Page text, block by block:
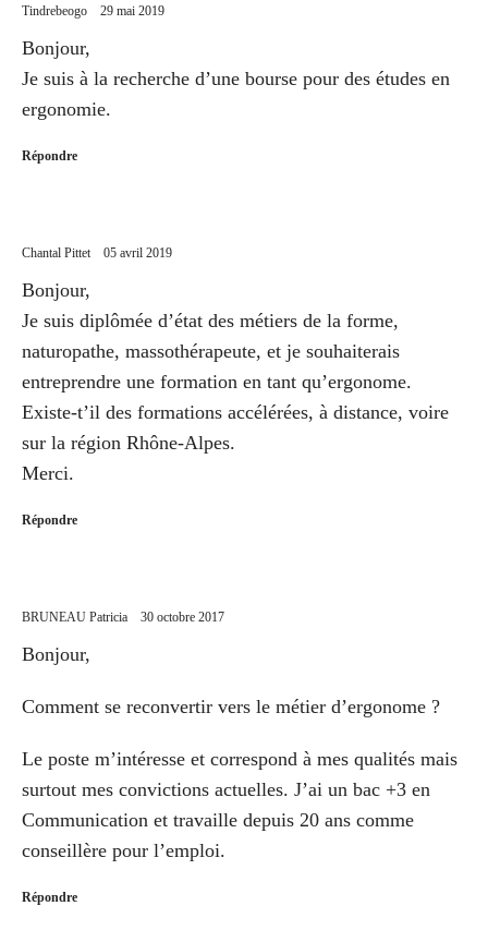
Tindrebeogo 29 mai 2019
Bonjour,
Je suis à la recherche d’une bourse pour des études en
ergonomie.
Répondre
Chantal Pittet 05 avril 2019
Bonjour,
Je suis diplômée d’état des métiers de la forme,
naturopathe, massothérapeute, et je souhaiterais
entreprendre une formation en tant qu’ergonome.
Existe-t’il des formations accélérées, à distance, voire
sur la région Rhône-Alpes.
Merci.
Répondre
BRUNEAU Patricia 30 octobre 2017
Bonjour,
Comment se reconvertir vers le métier d’ergonome ?
Le poste m’intéresse et correspond à mes qualités mais
surtout mes convictions actuelles. J’ai un bac +3 en
Communication et travaille depuis 20 ans comme
conseillère pour l’emploi.
Répondre